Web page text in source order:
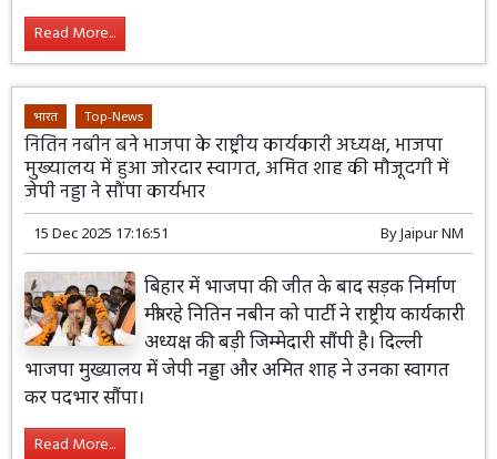
Read More...
भारत Top-News
नितिन नबीन बने भाजपा के राष्ट्रीय कार्यकारी अध्यक्ष, भाजपा
मुख्यालय में हुआ जोरदार स्वागत, अमित शाह की मौजूदगी में
जेपी नड्डा ने सौंपा कार्यभार
15 Dec 2025 17:16:51 ByJaipur NM
बिहार में भाजपा की जीत के बाद सड़क निर्माण
मंत्री रहे नितिन नबीन को पार्टी ने राष्ट्रीय कार्यकारी
अध्यक्ष की बड़ी जिम्मेदारी सौंपी है। दिल्ली
भाजपा मुख्यालय में जेपी नड्डा और अमित शाह ने उनका स्वागत
कर पदभार सौंपा।
Read More...